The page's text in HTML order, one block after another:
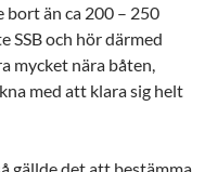
bort än ca 200 – 250
SSB och hör därmed
mycket nära båten,
med att klara sig helt
gällde det att bestämma